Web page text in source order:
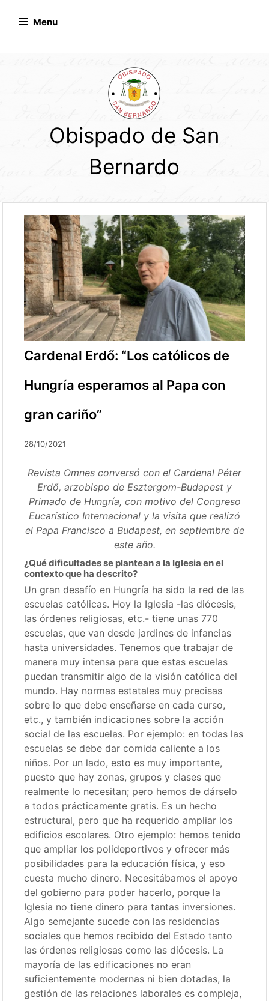
Menu
Obispado de San
Bernardo
Cardenal Erdő: “Los católicos de
Hungría esperamos al Papa con
gran cariño”
28/10/2021
Revista Omnes conversó con el Cardenal Péter
Erdő, arzobispo de Esztergom-Budapest y
Primado de Hungría, con motivo del Congreso
Eucarístico Internacional y la visita que realizó
el Papa Francisco a Budapest, en septiembre de
este año.
¿Qué dificultades se plantean a la Iglesia en el
contexto que ha descrito?
Un gran desafío en Hungría ha sido la red de las
escuelas católicas. Hoy la Iglesia -las diócesis,
las órdenes religiosas, etc.- tiene unas 770
escuelas, que van desde jardines de infancias
hasta universidades. Tenemos que trabajar de
manera muy intensa para que estas escuelas
puedan transmitir algo de la visión católica del
mundo. Hay normas estatales muy precisas
sobre lo que debe enseñarse en cada curso,
etc., y también indicaciones sobre la acción
social de las escuelas. Por ejemplo: en todas las
escuelas se debe dar comida caliente a los
niños. Por un lado, esto es muy importante,
puesto que hay zonas, grupos y clases que
realmente lo necesitan; pero hemos de dárselo
a todos prácticamente gratis. Es un hecho
estructural, pero que ha requerido ampliar los
edificios escolares. Otro ejemplo: hemos tenido
que ampliar los polideportivos y ofrecer más
posibilidades para la educación física, y eso
cuesta mucho dinero. Necesitábamos el apoyo
del gobierno para poder hacerlo, porque la
Iglesia no tiene dinero para tantas inversiones.
Algo semejante sucede con las residencias
sociales que hemos recibido del Estado tanto
las órdenes religiosas como las diócesis. La
mayoría de las edificaciones no eran
suficientemente modernas ni bien dotadas, la
gestión de las relaciones laborales es compleja,